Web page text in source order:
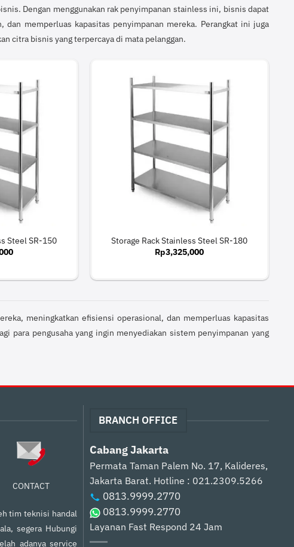
Dengan menggunakan rak penyimpanan stainless ini, bisnis dapat
memperluas kapasitas penyimpanan mereka. Perangkat ini juga
citra bisnis yang terpercaya di mata pelanggan.
Steel SR-150
Storage Rack Stainless Steel SR-180
Rp3,325,000
meningkatkan efisiensi operasional, dan memperluas kapasitas
para pengusaha yang ingin menyediakan sistem penyimpanan yang
CONTACT
tim teknisi handal
segera Hubungi
adanya service
BRANCH OFFICE
Cabang Jakarta
Permata Taman Palem No. 17, Kalideres,
Jakarta Barat. Hotline : 021.2309.5266
0813.9999.2770
0813.9999.2770
Layanan Fast Respond 24 Jam